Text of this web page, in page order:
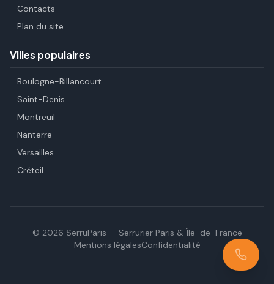
Contacts
Plan du site
Villes populaires
Boulogne-Billancourt
Saint-Denis
Montreuil
Nanterre
Versailles
Créteil
© 2026 SerruParis — Serrurier Paris & Île-de-France
Mentions légalesConfidentialité